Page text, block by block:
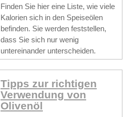
Finden Sie hier eine Liste, wie viele
Kalorien sich in den Speiseölen
befinden. Sie werden feststellen,
dass Sie sich nur wenig
untereinander unterscheiden.
Tipps zur richtigen
Verwendung von
Olivenöl